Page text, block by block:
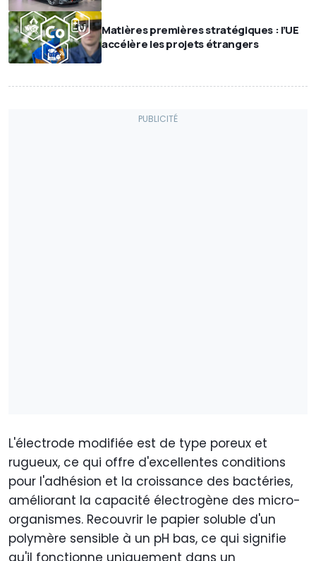
Matières premières stratégiques : l’UE
accélère les projets étrangers
L'électrode modifiée est de type poreux et
rugueux, ce qui offre d'excellentes conditions
pour l'adhésion et la croissance des bactéries,
améliorant la capacité électrogène des micro-
organismes. Recouvrir le papier soluble d'un
polymère sensible à un pH bas, ce qui signifie
qu'il fonctionne uniquement dans un